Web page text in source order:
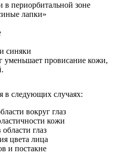
в периорбитальной зоне
лапки»
синяки
уменьшает провисание кожи,
в следующих случаях:
вокруг глаз
кожи
глаз
цвета лица
и постакне